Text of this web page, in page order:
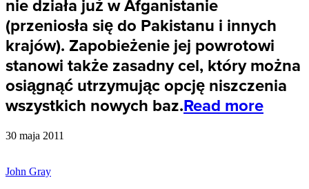
nie działa już w Afganistanie
(przeniosła się do Pakistanu i innych
krajów). Zapobieżenie jej powrotowi
stanowi także zasadny cel, który można
osiągnąć utrzymując opcję niszczenia
wszystkich nowych baz.Read more
30 maja 2011
John Gray